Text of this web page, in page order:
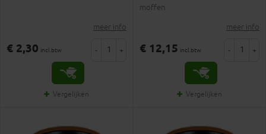
meer info
€ 2,30 incl.btw - +
Vergelijken
moffen
meer info
€ 12,15 incl.btw - +
Vergelijken